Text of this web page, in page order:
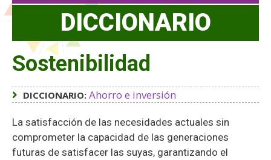
DICCIONARIO
Sostenibilidad
DICCIONARIO: Ahorro e inversión
La satisfacción de las necesidades actuales sin
comprometer la capacidad de las generaciones
futuras de satisfacer las suyas, garantizando el